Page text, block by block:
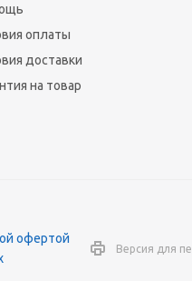
оплаты
доставки
на товар
офертой
Версия для